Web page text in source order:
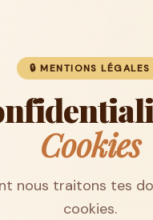
🔒 MENTIONS LÉGALES
Cookies
nous traitons tes
cookies.